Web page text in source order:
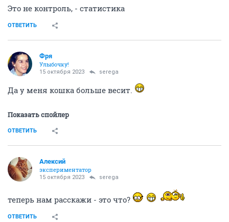
Это не контроль, - статистика
ОТВЕТИТЬ
Фря
Улыбочку!
15 октября 2023 serega
Да у меня кошка больше весит.
Показать спойлер
ОТВЕТИТЬ
Алексий
экспериментатор
15 октября 2023 serega
теперь нам расскажи - это что?
ОТВЕТИТЬ